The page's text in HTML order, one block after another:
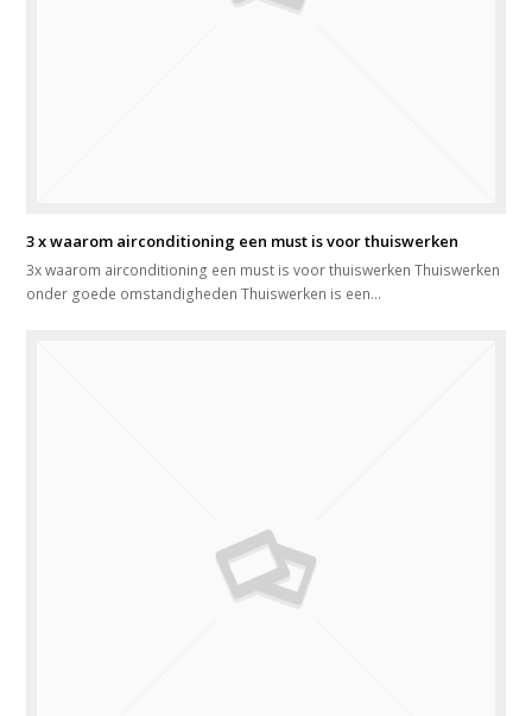
3 x waarom airconditioning een must is voor thuiswerken
3x waarom airconditioning een must is voor thuiswerken Thuiswerken
onder goede omstandigheden Thuiswerken is een…